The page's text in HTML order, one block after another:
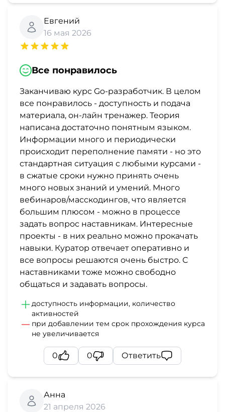
Евгений
16 мая 2026
Все понравилось
Заканчиваю курс Go-разработчик. В целом
все понравилось - доступность и подача
материала, он-лайн тренажер. Теория
написана достаточно понятным языком.
Информации много и периодически
происходит переполнение памяти - но это
стандартная ситуация с любыми курсами -
в сжатые сроки нужно принять очень
много новых знаний и умений. Много
вебинаров/масскодингов, что является
большим плюсом - можно в процессе
задать вопрос наставникам. Интересные
проекты - в них реально можно прокачать
навыки. Куратор отвечает оперативно и
все вопросы решаются очень быстро. С
наставниками тоже можно свободно
общаться и задавать вопросы.
доступность информации, количество
активностей
при добавлении тем срок прохождения курса
не увеличивается
0 0 Ответить
Анна
21 апреля 2026